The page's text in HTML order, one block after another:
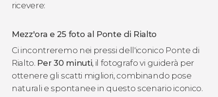
ricevere:
Mezz'ora e 25 foto al Ponte di Rialto
Ci incontreremo nei pressi dell'iconico Ponte di
Rialto. Per 30 minuti, il fotografo vi guiderà per
ottenere gli scatti migliori, combinando pose
naturali e spontanee in questo scenario iconico.